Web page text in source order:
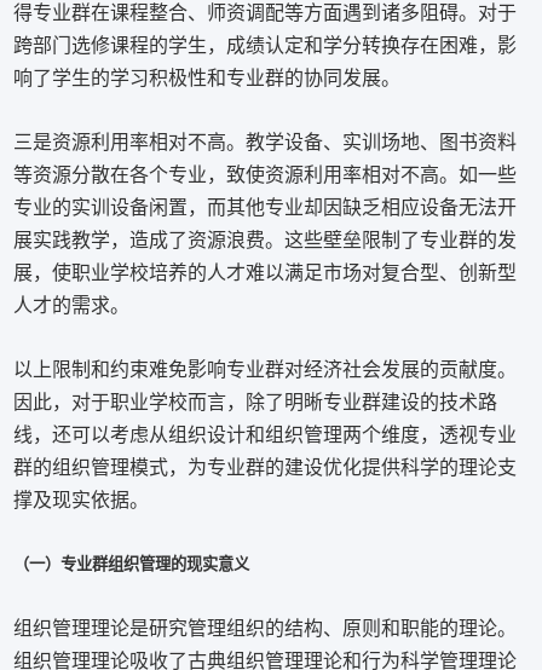
得专业群在课程整合、师资调配等方面遇到诸多阻碍。对于
跨部门选修课程的学生，成绩认定和学分转换存在困难，影
响了学生的学习积极性和专业群的协同发展。
三是资源利用率相对不高。教学设备、实训场地、图书资料
等资源分散在各个专业，致使资源利用率相对不高。如一些
专业的实训设备闲置，而其他专业却因缺乏相应设备无法开
展实践教学，造成了资源浪费。这些壁垒限制了专业群的发
展，使职业学校培养的人才难以满足市场对复合型、创新型
人才的需求。
以上限制和约束难免影响专业群对经济社会发展的贡献度。
因此，对于职业学校而言，除了明晰专业群建设的技术路
线，还可以考虑从组织设计和组织管理两个维度，透视专业
群的组织管理模式，为专业群的建设优化提供科学的理论支
撑及现实依据。
（一）专业群组织管理的现实意义
组织管理理论是研究管理组织的结构、原则和职能的理论。
组织管理理论吸收了古典组织管理理论和行为科学管理理论